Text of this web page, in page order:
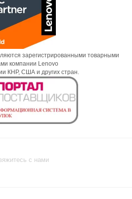
зарегистрированными товарными
компании Lenovo
КНР, США и других стран.
с нами